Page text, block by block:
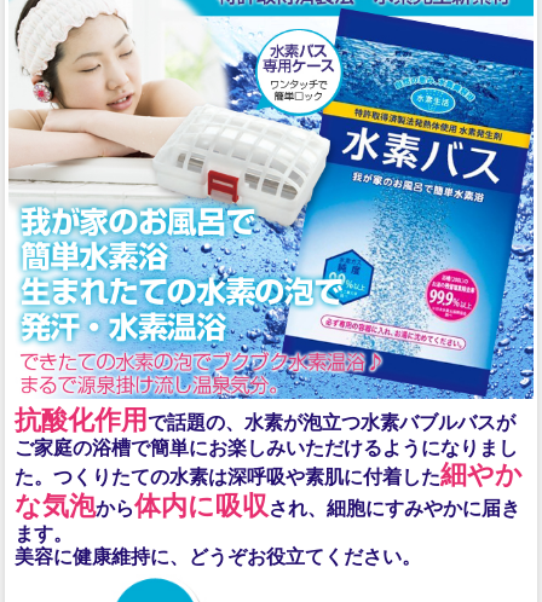
抗酸化作用 で話題の、水素が泡立つ水素バブルバスが
ご家庭の浴槽で簡単にお楽しみいただけるようになりまし
た。つくりたての水素は深呼吸や素肌に付着した細やか
な気泡から体内に吸収され、細胞にすみやかに届き
ます。
美容に健康維持に、どうぞお役立てください。